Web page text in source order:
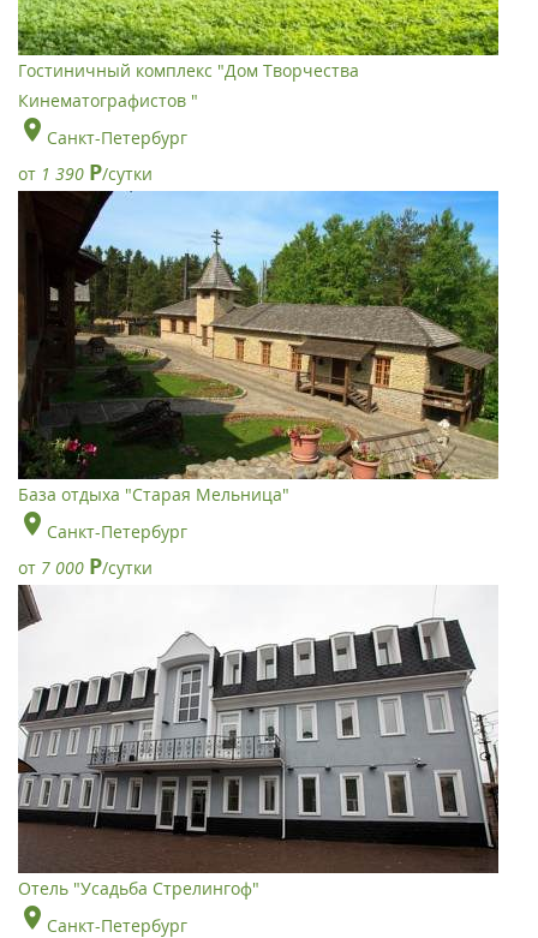
Гостиничный комплекс "Дом Творчества
Кинематографистов "
Санкт-Петербург
от 1 390 Р/сутки
База отдыха "Старая Мельница"
Санкт-Петербург
от 7 000 Р/сутки
Отель "Усадьба Стрелингоф"
Санкт-Петербург